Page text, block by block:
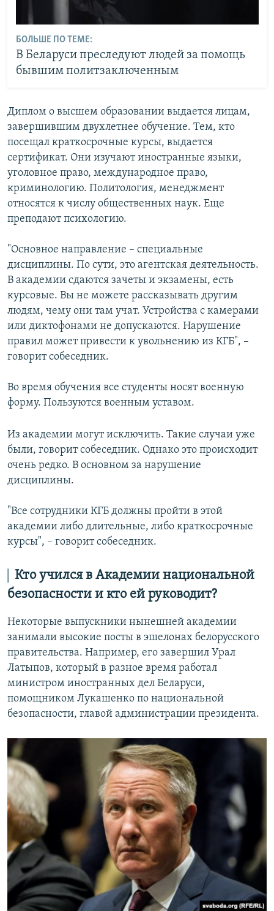
БОЛЬШЕ ПО ТЕМЕ:
В Беларуси преследуют людей за помощь
бывшим политзаключенным
Диплом о высшем образовании выдается лицам,
завершившим двухлетнее обучение. Тем, кто
посещал краткосрочные курсы, выдается
сертификат. Они изучают иностранные языки,
уголовное право, международное право,
криминологию. Политология, менеджмент
относятся к числу общественных наук. Еще
преподают психологию.
"Основное направление – специальные
дисциплины. По сути, это агентская деятельность.
В академии сдаются зачеты и экзамены, есть
курсовые. Вы не можете рассказывать другим
людям, чему они там учат. Устройства с камерами
или диктофонами не допускаются. Нарушение
правил может привести к увольнению из КГБ", –
говорит собеседник.
Во время обучения все студенты носят военную
форму. Пользуются военным уставом.
Из академии могут исключить. Такие случаи уже
были, говорит собеседник. Однако это происходит
очень редко. В основном за нарушение
дисциплины.
"Все сотрудники КГБ должны пройти в этой
академии либо длительные, либо краткосрочные
курсы", – говорит собеседник.
Кто учился в Академии национальной
безопасности и кто ей руководит?
Некоторые выпускники нынешней академии
занимали высокие посты в эшелонах белорусского
правительства. Например, его завершил Урал
Латыпов, который в разное время работал
министром иностранных дел Беларуси,
помощником Лукашенко по национальной
безопасности, главой администрации президента.